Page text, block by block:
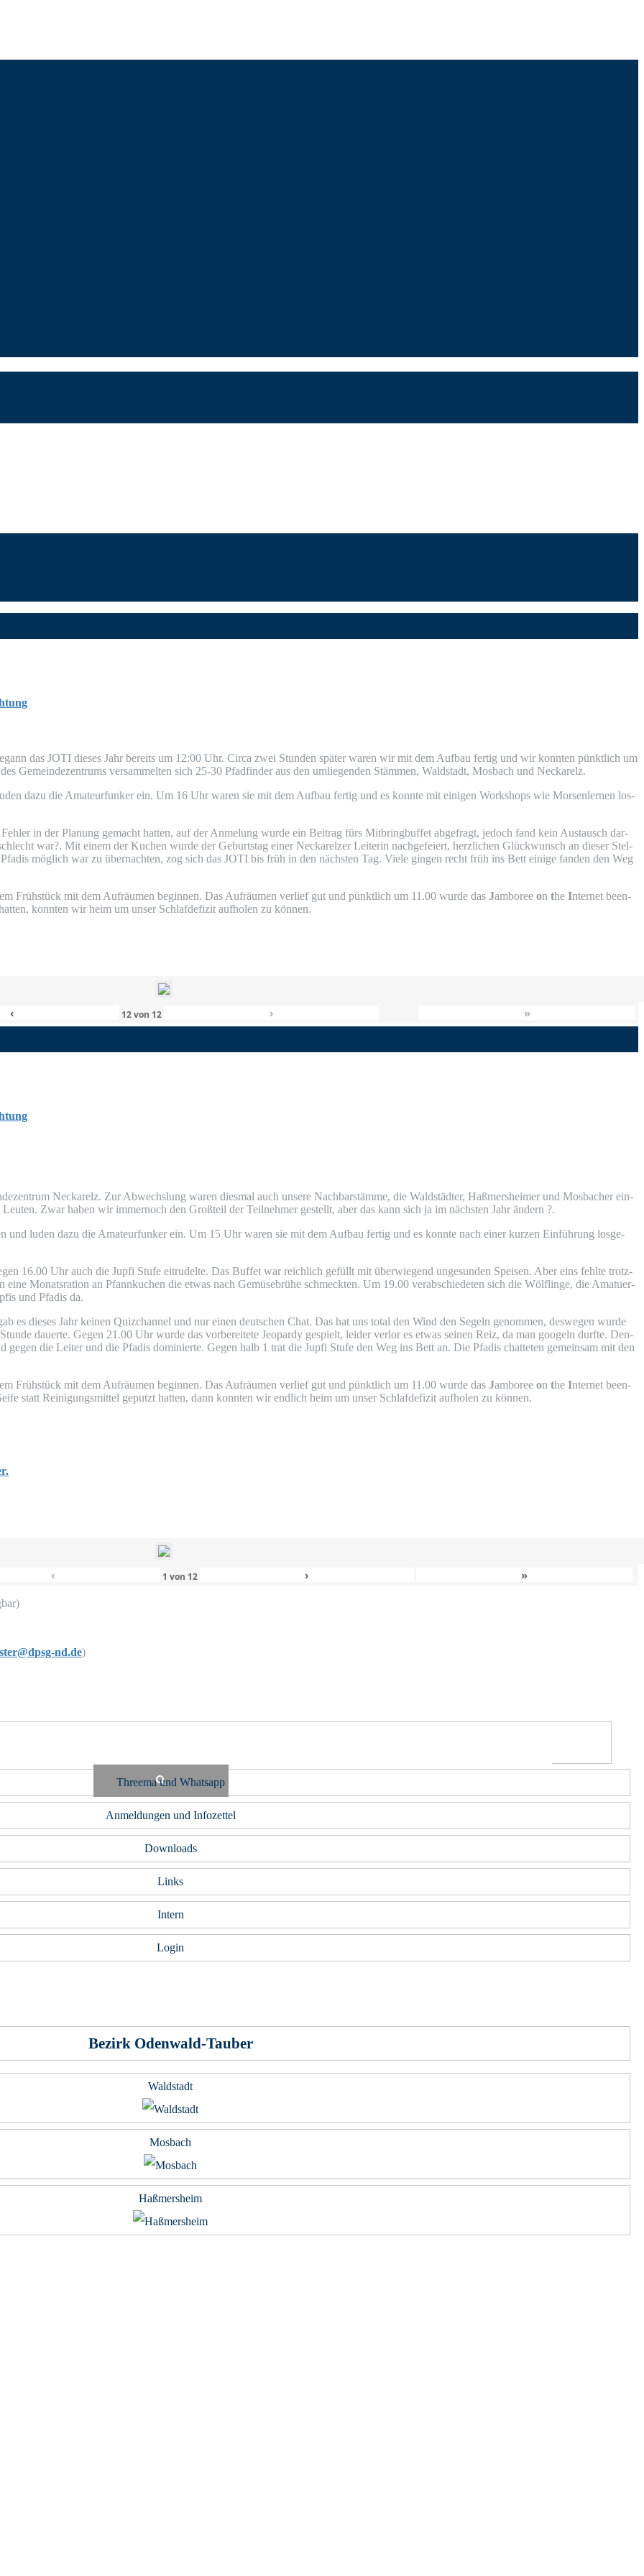
das JOTI die­ses Jahr bereits um 12:00 Uhr. Cir­ca zwei Stun­den spä­ter waren wir mit dem Auf­bau fer­tig und wir konn­ten pünkt­lich um
Gemein­de­zen­trums ver­sam­mel­ten sich 25-30 Pfad­fin­der aus den umlie­gen­den Stäm­men, Wald­stadt, Mos­bach und Neckarelz.
dazu die Ama­teur­fun­ker ein. Um 16 Uhr waren sie mit dem Auf­bau fer­tig und es konn­te mit eini­gen Work­shops wie Mor­sen­ler­nen los­
in der Pla­nung gemacht hat­ten, auf der Anme­lung wur­de ein Bei­trag fürs Mit­bring­buf­fet abge­fragt, jedoch fand kein Aus­tausch dar­
war?. Mit einem der Kuchen wur­de der Geburts­tag einer Nec­kar­el­zer Lei­te­rin nach­ge­fei­ert, herz­li­chen Glück­wunsch an die­ser Stel­
mög­lich war zu über­nach­ten, zog sich das JOTI bis früh in den nächs­ten Tag. Vie­le gin­gen recht früh ins Bett eini­ge fan­den den Weg
Früh­stück mit dem Auf­räu­men begin­nen. Das Auf­räu­men ver­lief gut und pünkt­lich um 11.00 wur­de das Jambo­ree on the Inter­net been­
konn­ten wir heim um unser Schlaf­de­fi­zit auf­ho­len zu können.
‹ 12von 12 › »
Nec­kar­elz. Zur Abwechs­lung waren dies­mal auch unse­re Nach­bar­stäm­me, die Wald­städ­ter, Haß­mers­hei­mer und Mos­ba­cher ein­
Zwar haben wir immer­noch den Groß­teil der Teil­neh­mer gestellt, aber das kann sich ja im nächs­ten Jahr ändern ?.
und luden dazu die Ama­teur­fun­ker ein. Um 15 Uhr waren sie mit dem Auf­bau fer­tig und es konn­te nach einer kur­zen Ein­füh­rung los­ge­
16.00 Uhr auch die Jup­fi Stu­fe eitru­del­te. Das Buf­fet war reich­lich gefüllt mit über­wie­gend unge­sun­den Spei­sen. Aber eins fehl­te trotz­
Monats­ra­ti­on an Pfann­ku­chen die etwas nach Gemü­se­brü­he schmeck­ten. Um 19.00 ver­ab­schie­de­ten sich die Wöl­f­lin­ge, die Ama­tu­er­
und Pfadis da.
es die­ses Jahr kei­nen Quiz­chan­nel und nur einen deut­schen Chat. Das hat uns total den Wind den Segeln genom­men, des­we­gen wur­de
dau­er­te. Gegen 21.00 Uhr wur­de das vor­be­rei­te­te Jeo­par­dy gespielt, lei­der ver­lor es etwas sei­nen Reiz, da man goo­geln durf­te. Den­
die Lei­ter und die Pfadis domi­nier­te. Gegen halb 1 trat die Jup­fi Stu­fe den Weg ins Bett an. Die Pfadis chat­te­ten gemein­sam mit den
Früh­stück mit dem Auf­räu­men begin­nen. Das Auf­räu­men ver­lief gut und pünkt­lich um 11.00 wur­de das Jambo­ree on the Inter­net been­
statt Rei­ni­gungs­mit­tel geputzt hat­ten, dann konn­ten wir end­lich heim um unser Schlaf­de­fi­zit auf­ho­len zu können.
‹ 1 von 12 › »
nd.de)
Threema und Whatsapp
Anmeldungen und Infozettel
Downloads
Links
Intern
Login
Bezirk Odenwald-Tauber
Waldstadt
Mosbach
Haßmersheim